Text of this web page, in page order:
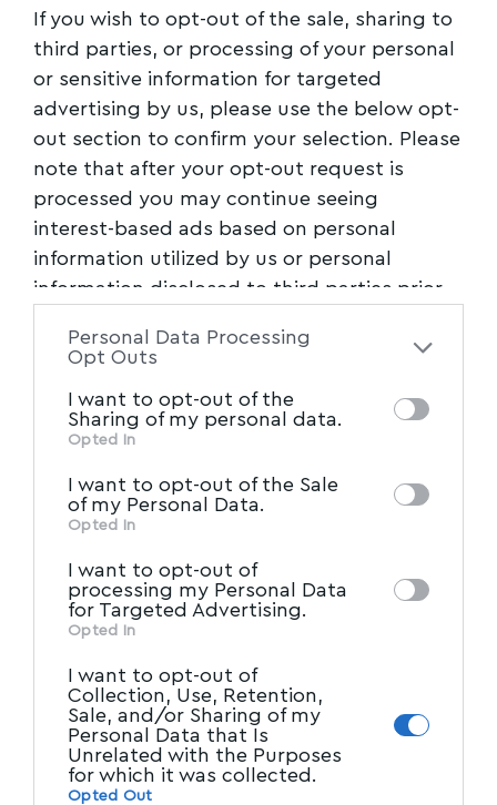
If you wish to opt-out of the sale, sharing to
third parties, or processing of your personal
or sensitive information for targeted
advertising by us, please use the below opt-
out section to confirm your selection. Please
note that after your opt-out request is
processed you may continue seeing
interest-based ads based on personal
information utilized by us or personal
information disclosed to third parties prior
of the further disclosure of your personal
of downstream participants. This
information may also be disclosed by us to
Participantsthat may further disclose it to
other third parties.
Personal Data Processing
Opt Outs
I want to opt-out of the
Sharing of my personal data.
Opted In
I want to opt-out of the Sale
of my Personal Data.
Opted In
I want to opt-out of
processing my Personal Data
for Targeted Advertising.
Opted In
I want to opt-out of
Collection, Use, Retention,
Sale, and/or Sharing of my
Personal Data that Is
Unrelated with the Purposes
for which it was collected.
Opted Out
Ιερός Ναός Κοιμήσεως της Θεοτόκου
Βελεστίνου
Την παραμονή της εορτής θα τελεστεί ο
Μέγας Πανηγυρικός Εσπερινός,
προεξάρχοντος τουΑρχιμ. Χριστοφόρου
Καρδατζή, ο οποίος θα κηρύξει τον Θείο Λόγο.
Ανήμερα της εορτής θα τελεστεί Πανηγυρική
Επισκοπής
Μέγας Πανηγυρικός Εσπερινός,
προεξάρχοντος του
Ποδαρόπουλου, ο οποίος θα κηρύξει τον Θείο
Λόγο.
Θεία Λειτουργία.
Ιερός Ναός Κοιμήσεως της Θεοτόκου
Δρυμώνος